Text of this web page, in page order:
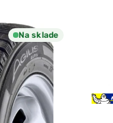
Na sklade